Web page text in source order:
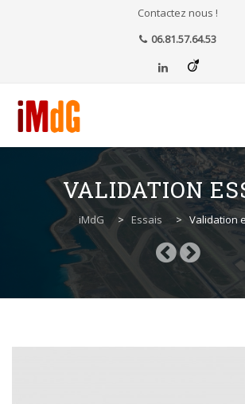
Contactez nous !
06.81.57.64.53
contenu
VALIDATION
iMdG > Essais > Validation